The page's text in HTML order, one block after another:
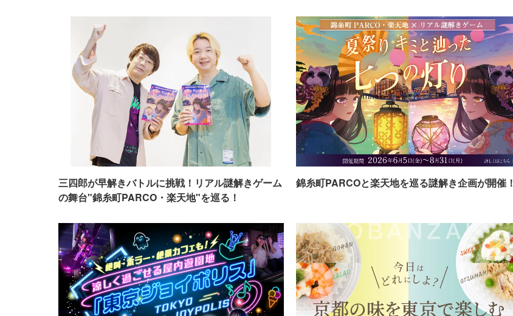
三四郎が早解きバトルに挑戦！リアル謎解きゲーム
の舞台"錦糸町PARCO・楽天地"を巡る！
錦糸町PARCOと楽天地を巡る謎解き企画が開催！